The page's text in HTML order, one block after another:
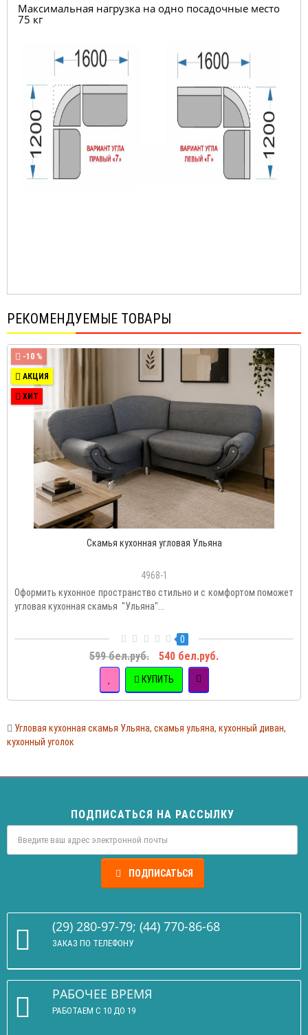
Максимальная нагрузка на одно посадочные место
75 кг
РЕКОМЕНДУЕМЫЕ ТОВАРЫ
-10 %
АКЦИЯ
ХИТ
Скамья кухонная угловая Ульяна
4968-1
Оформить кухонное пространство стильно и с комфортом поможет
угловая кухонная скамья "Ульяна"...
0
599 бел.руб. 540 бел.руб.
КУПИТЬ
Угловая кухонная скамья Ульяна, скамья ульяна, кухонный диван,
кухонный уголок
ПОДПИСАТЬСЯ НА РАССЫЛКУ
ПОДПИСАТЬСЯ
(29) 280-97-79; (44) 770-86-68
ЗАКАЗ ПО ТЕЛЕФОНУ
РАБОЧЕЕ ВРЕМЯ
РАБОТАЕМ С 10 ДО 19